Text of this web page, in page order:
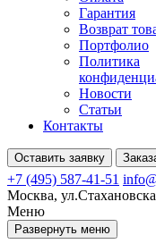
Гарантия
Возврат
Портфолио
Политика
Новости
Статьи
Контакты
Оставить заявку
+7 (495) 587-41-51
Москва,
Меню
Развернуть меню